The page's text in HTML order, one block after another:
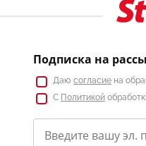
Подписка на
Даю согласие на
С Политикой